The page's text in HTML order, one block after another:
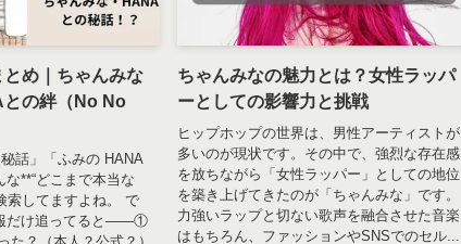
め｜ちゃんみな
の絆（No No
話」「ふみの HANA
**“どこまで本当な
索してますよね。 で
だけ追ってると——①
ちゃんみなの魅力とは？女性ラッパ
ーとしての影響力と挑戦
ヒップホップの世界は、男性アーティストが
多いのが現状です。その中で、強烈な存在感
を放ちながら「女性ラッパー」としての地位
を築き上げてきたのが「ちゃんみな」です。
力強いラップと切ない歌声を融合させた音楽
はもちろん、ファッションやSNSでのセル...